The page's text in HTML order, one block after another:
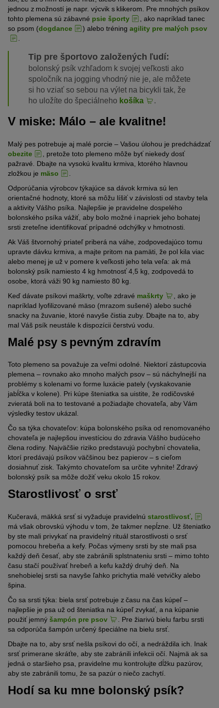
jednou z možností je napr. výcvik s klikerom Pre mnohých psíkov
tohto plemena sú zábavné psie športy
, ako napríklad tanec
so psom (dogdance ) alebo tréning agility pre malých psov
Tip pre športovo založených ľudí:
bolonský psík vzhľadom k svojej veľkosti ako
spoločník na jogging vhodný nie je, ale môžete
si ho vziať so sebou na výlet na bicykli tak, že
ho uložíte do špeciálneho košíka .
V miske: Málo – ale kvalitne!
Malý pes potrebuje aj malé porcie – Vašou úlohou je predchádzať
obezite
, pretože toto plemeno môže byť niekedy dosť
pažravé
Dbajte na vysokú kvalitu krmiva ktorého hlavnou
zložkou je mäso
Odporúčania výrobcov týkajúce sa dávok krmiva sú len
orientačné hodnoty, ktoré sa môžu líšiť v závislosti od stavby tela
a aktivity Vášho psíka . Najlepšie je pravidelne dospelého
bolonského psíka vážiť, aby bolo možné i napriek jeho bohatej
srsti zreteľne identifikovať prípadné odchýlky v hmotnosti.
Ak Váš štvornohý priateľ priberá na váhe , zodpovedajúco tomu
upravte dávku krmiva, a majte pritom na pamäti, že pol kila viac
alebo menej je už v pomere kveľkosti jeho tela veľa: ak má
bolonský psík namiesto 4 kg hmotnosť 4,5 kg, zodpovedá to
osobe, ktorá váži 90 kg namiesto 80 kg.
Keď dávate psíkovi maškrty, voľte zdravé maškrty
, ako je
napríklad lyofilizované mäso (mrazom sušené) alebo suché
snacky na žuvanie, ktoré navyše čistia zuby. Dbajte na to, aby
mal Váš psík neustále k dispozícii čerstvú vodu.
Malé psy s pevným zdravím
Toto plemeno sa považuje za veľmi odolné. Niektorí zástupcovia
plemena – rovnako ako mnoho malých psov – sú náchylnejší na
problémy s kolenami vo forme luxácie pately (vyskakovanie
jabĺčka v kolene). Pri kúpe šteniatka sa uistite, že rodičovské
zvieratá boli na to testované a požiadajte chovateľa, aby Vám
výsledky testov ukázal.
Čo sa týka chovateľov: kúpa bolonského psíka od renomovaného
chovateľa je najlepšou investíciou do zdravia Vášho budúceho
člena rodiny. Najväčšie riziko predstavujú pochybní chovatelia,
ktorí predávajú psíkov väčšinou bez papierov – s cieľom
dosiahnuť zisk. Takýmto chovateľom sa určite vyhnite! Zdravý
bolonský psík sa môže dožiť veku okolo 15 rokov.
Starostlivosť o srsť
Kučeravá, mäkká srsťsi vyžaduje pravidelnú starostlivosť,
má však obrovskú výhodu v tom, že takmer nepĺzne.
Už šteniatko
by ste mali privykať na pravidelný rituál starostlivosti o srsť
pomocou hrebeňa a kefy. Počas výmeny srsti by ste mali psa
každý deň česať, aby ste zabránili splstnateniu srsti – mimo tohto
času stačí používať hrebeň a kefu každý druhý deň. Na
snehobielej srsti sa navyše ľahko prichytia malé vetvičky alebo
špina.
Čo sa srsti týka: biela srsť potrebuje z času na čas kúpeľ –
najlepšie je psa už od šteniatka na kúpeľ zvykať, a na kúpanie
použiť jemný šampón pre psov
. Pre žiarivú bielu farbu srsti
sa odporúča šampón určený špeciálne na bielu srsť.
Dbajte na to, aby srsť nešla psíkovi do očí, a nedráždila ich. Inak
srsť primerane skráťte, aby ste zabránili infekcii očí. Najmä ak sa
jedná o staršieho psa, pravidelne mu kontrolujte dĺžku pazúrov,
aby ste zabránili tomu, že sa pazúr o niečo zachytí.
Hodí sa ku mne bolonský psík?